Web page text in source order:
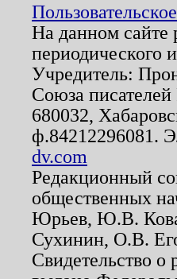
На данном сайте
периодического
Учредитель:
Союза
680032,
ф.84212296081.
dv.com
Редакционный
общественных
Юрьев, Ю.В.
Сухинин, О.В.
Свидетельство